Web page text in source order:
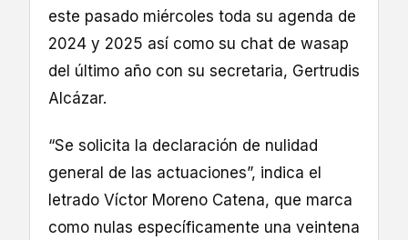
este pasado miércoles toda su agenda de
2024 y 2025 así como su chat de wasap
del último año con su secretaria, Gertrudis
Alcázar.
“Se solicita la declaración de nulidad
general de las actuaciones”, indica el
letrado Víctor Moreno Catena, que marca
como nulas específicamente una veintena